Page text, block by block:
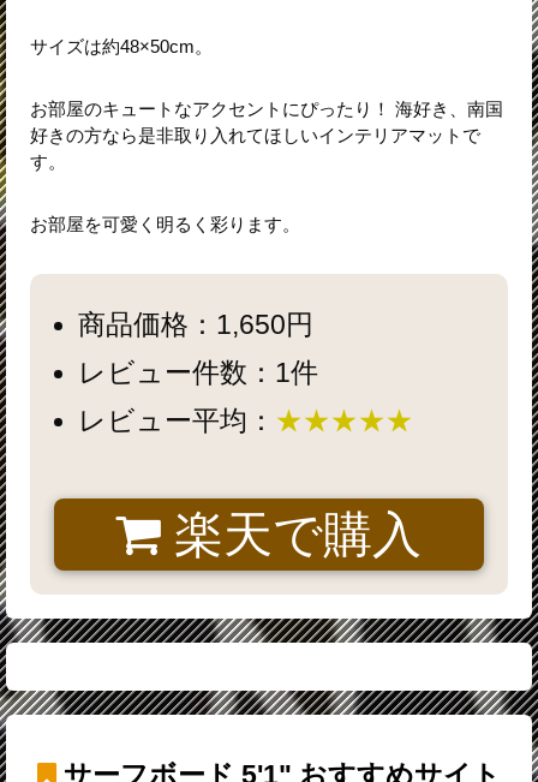
サイズは約48×50cm。
お部屋のキュートなアクセントにぴったり！ 海好き、南国
好きの方なら是非取り入れてほしいインテリアマットで
す。
お部屋を可愛く明るく彩ります。
商品価格：1,650円
レビュー件数：1件
レビュー平均： ★★★★★
楽天で購入
サーフボード 5'1" おすすめサイト